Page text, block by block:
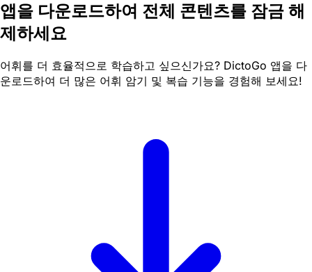
앱을 다운로드하여 전체 콘텐츠를 잠금 해
제하세요
어휘를 더 효율적으로 학습하고 싶으신가요? DictoGo 앱을 다
운로드하여 더 많은 어휘 암기 및 복습 기능을 경험해 보세요!